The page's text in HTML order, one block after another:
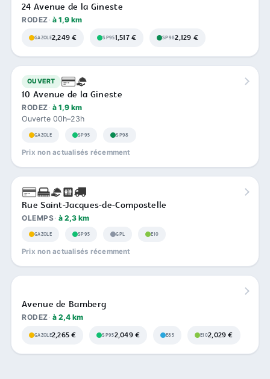
24 Avenue de la Gineste
RODEZ à 1,9 km
GAZOLE2,249 € SP951,517 € SP982,129 €
OUVERT
10 Avenue de la Gineste
RODEZ à 1,9 km
Ouverte 00h–23h
GAZOLE SP95 SP98
Prix non actualisés récemment
Rue Saint-Jacques-de-Compostelle
OLEMPS à 2,3 km
GAZOLE SP95 GPL E10
Prix non actualisés récemment
Avenue de Bamberg
RODEZ à 2,4 km
GAZOLE2,265 € SP952,049 € E85 E102,029 €